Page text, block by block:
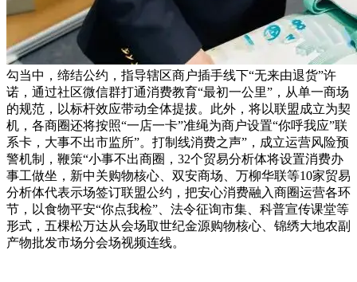
勾当中，缔结公约，指导辖区商户插手线下“无来由退货”许
诺，通过社区微信群打通消费教育“最初一公里”，从单一商场
的规范，以标杆效应带动全体提拔。此外，将以联盟成立为契
机，各商圈还将按照“一店一卡”准绳为商户设置“你呼我应”联
系卡，大事不出市监所”。打制线消费之声”，成立运营风险预
警机制，鞭策“小事不出商圈，32个贸易分析体将设置消费办
事工做坐，新中关购物核心、双安商场、万柳华联等10家贸易
分析体代表示场签订联盟公约，把安心消费融入商圈运营各环
节，以食物平安“你点我检”、法令征询市集、科普宣传课堂等
形式，五棵松万达从会场取世纪金源购物核心、锦绣大地农副
产物批发市场分会场视频连线。